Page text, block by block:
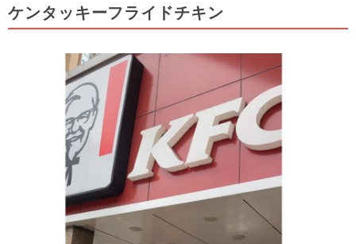
ケンタッキーフライドチキン